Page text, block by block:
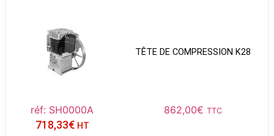
TÊTE DE COMPRESSION K28
réf: SH0000A 862,00€ TTC
718,33€ HT